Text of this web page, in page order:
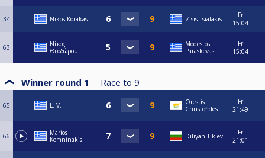
34 Nikos Korakas Zisis Tsiafakis
Fri
15:04
63
Νίκος
Θεοδώρου
Modestos
Paraskevas
Fri
15:04
Winner round 1 Race to 9
65 L. V.
Orestis
Christofides
Fri
21:49
66
Marios
Komninakis
Diliyan Tiklev
Fri
21:01